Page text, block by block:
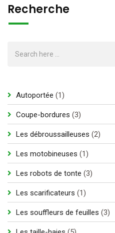
Recherche
Autoportée 11
Coupe-bordures 33
Les débroussailleuses 22
Les motobineuses 11
Les robots de tonte 33
Les scarificateurs 11
Les souffleurs de feuilles 33